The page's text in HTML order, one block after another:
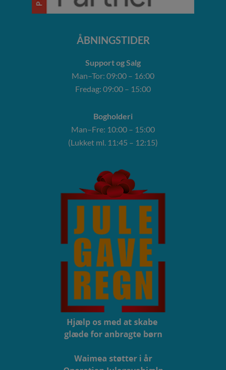
ÅBNINGSTIDER
Support og Salg
Man–Tor: 09:00 – 16:00
Fredag: 09:00 – 15:00
Bogholderi
Man–Fre: 10:00 – 15:00
(Lukket ml. 11:45 – 12:15)